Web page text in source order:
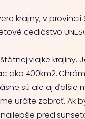
krajiny, v provincii
dedičstvo
vlajke krajiny.
ako 400km2.
sú ale aj ďalšie
určite zabrať. Ak
pred